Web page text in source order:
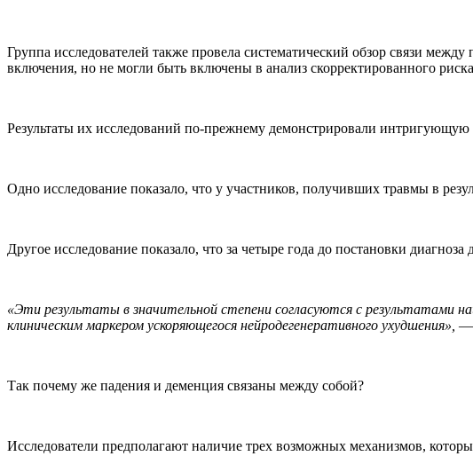
Группа исследователей также провела систематический обзор связи
включения, но не могли быть включены в анализ скорректированного
Результаты их исследований по-прежнему демонстрировали интригующую
Одно исследование показало, что у участников, получивших травмы в
Другое исследование показало, что за четыре года до постановки
«Эти результаты в значительной степени согласуются с результатами
клиническим маркером ускоряющегося нейродегенеративного ухудшения», —
Так почему же падения и деменция связаны между собой?
Исследователи предполагают наличие трех возможных механизмов,